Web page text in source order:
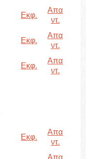
Εκφ.
Απα
ντ.
Εκφ.
Απα
ντ.
Εκφ.
Απα
ντ.
Εκφ.
Απα
ντ.